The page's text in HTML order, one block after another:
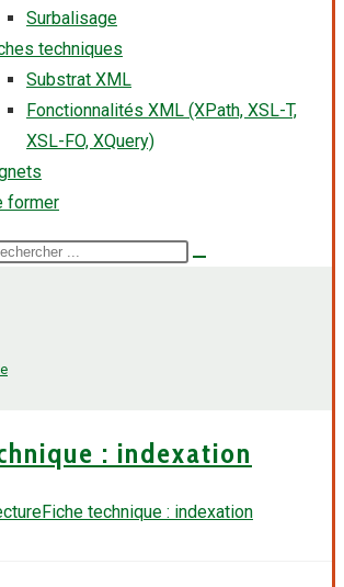
Surbalisage
techniques
Substrat XML
Fonctionnalités XML (XPath, XSL-T,
XSL-FO, XQuery)
former
: indexation
Fiche technique : indexation